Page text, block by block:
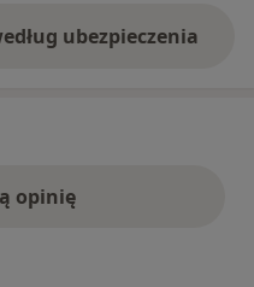
ubezpieczenia
opinię